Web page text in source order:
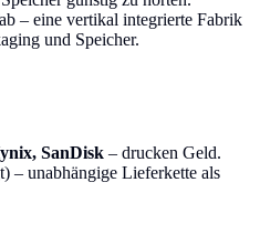
– eine vertikal integrierte Fabrik
und Speicher.
SanDisk – drucken Geld.
– unabhängige Lieferkette als